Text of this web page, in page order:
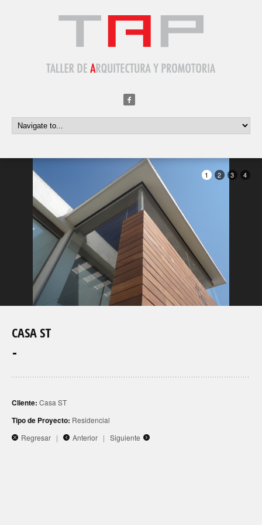
1 2 3 4
CASA ST
Cliente: Casa ST
Tipo de Proyecto: Residencial
Regresar | Anterior | Siguiente